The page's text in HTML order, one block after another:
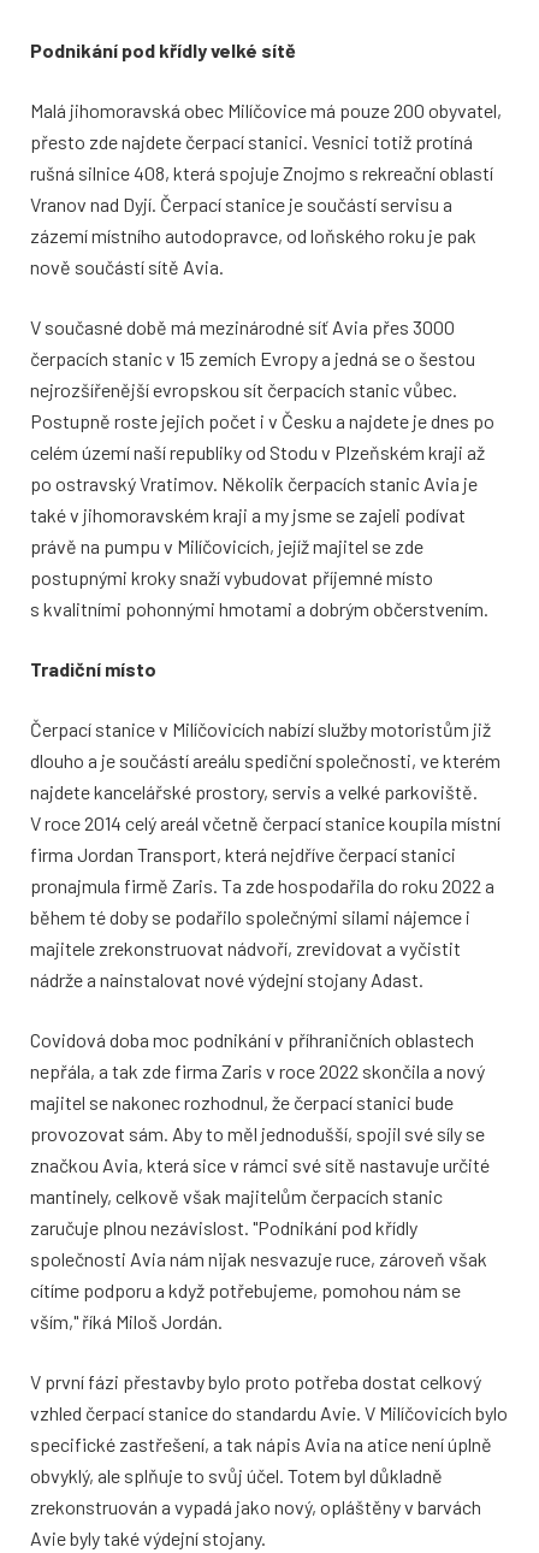
Podnikání pod křídly velké sítě
Malá jihomoravská obec Milíčovice má pouze 200 obyvatel,
přesto zde najdete čerpací stanici. Vesnici totiž protíná
rušná silnice 408, která spojuje Znojmo s rekreační oblastí
Vranov nad Dyjí. Čerpací stanice je součástí servisu a
zázemí místního autodopravce, od loňského roku je pak
nově součástí sítě Avia.
V současné době má mezinárodné síť Avia přes 3000
čerpacích stanic v 15 zemích Evropy a jedná se o šestou
nejrozšířenější evropskou sít čerpacích stanic vůbec.
Postupně roste jejich počet i v Česku a najdete je dnes po
celém území naší republiky od Stodu v Plzeňském kraji až
po ostravský Vratimov. Několik čerpacích stanic Avia je
také v jihomoravském kraji a my jsme se zajeli podívat
právě na pumpu v Milíčovicích, jejíž majitel se zde
postupnými kroky snaží vybudovat příjemné místo
s kvalitními pohonnými hmotami a dobrým občerstvením.
Tradiční místo
Čerpací stanice v Milíčovicích nabízí služby motoristům již
dlouho a je součástí areálu spediční společnosti, ve kterém
najdete kancelářské prostory, servis a velké parkoviště.
V roce 2014 celý areál včetně čerpací stanice koupila místní
firma Jordan Transport, která nejdříve čerpací stanici
pronajmula firmě Zaris. Ta zde hospodařila do roku 2022 a
během té doby se podařilo společnými silami nájemce i
majitele zrekonstruovat nádvoří, zrevidovat a vyčistit
nádrže a nainstalovat nové výdejní stojany Adast.
Covidová doba moc podnikání v příhraničních oblastech
nepřála, a tak zde firma Zaris v roce 2022 skončila a nový
majitel se nakonec rozhodnul, že čerpací stanici bude
provozovat sám. Aby to měl jednodušší, spojil své síly se
značkou Avia, která sice v rámci své sítě nastavuje určité
mantinely, celkově však majitelům čerpacích stanic
zaručuje plnou nezávislost. "Podnikání pod křídly
společnosti Avia nám nijak nesvazuje ruce, zároveň však
cítíme podporu a když potřebujeme, pomohou nám se
vším," říká Miloš Jordán.
V první fázi přestavby bylo proto potřeba dostat celkový
vzhled čerpací stanice do standardu Avie. V Milíčovicích bylo
specifické zastřešení, a tak nápis Avia na atice není úplně
obvyklý, ale splňuje to svůj účel. Totem byl důkladně
zrekonstruován a vypadá jako nový, opláštěny v barvách
Avie byly také výdejní stojany.